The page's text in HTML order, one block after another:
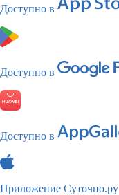
Доступно в
Доступно в
Доступно в
Приложение Суточно.ру